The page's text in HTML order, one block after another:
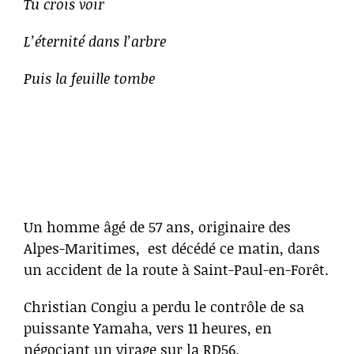
L’éternité dans l’arbre
Puis la feuille tombe
Un homme âgé de 57 ans, originaire des
Alpes-Maritimes, est décédé ce matin, dans
un accident de la route à Saint-Paul-en-Forêt.
Christian Congiu a perdu le contrôle de sa
puissante Yamaha, vers 11 heures, en
négociant un virage sur la RD56.